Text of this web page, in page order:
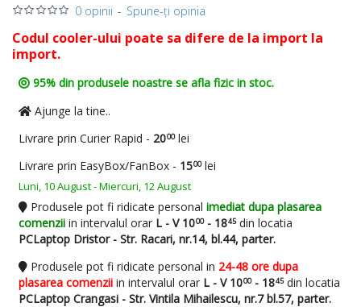
Codul cooler-ului poate sa difere de la import la
import.
0 opinii - Spune-ţi opinia